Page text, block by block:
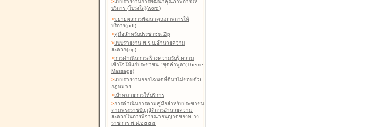
บริการ (โปร่งใส)(word)
>ขยายผลการพัฒนาคุณภาพการให้
บริการ(pdf)
>คู่มือสำหรับประชาชน Zip
>แบบรายงาน พ.ร.บ.อำนวยความ
สะดวก(zip)
>การดำเนินการสร้างความรับรู้ ความ
เข้าใจให้แก่ประชาชน "ชุดคำพูด"(Theme
Massage)
>แบบรายงานออกโฉนดที่ดินฯไม่ชอบด้วย
กฎหมาย
>เป้าหมายการให้บริการ
>การดำเนินการตามคู่มือสำหรับประชาชน
ตามพระราชบัญญัติการอำนวยความ
สะดวกในการพิจารณาอนุญาตของท าง
ราชการ พ.ศ.๒๕๕๘